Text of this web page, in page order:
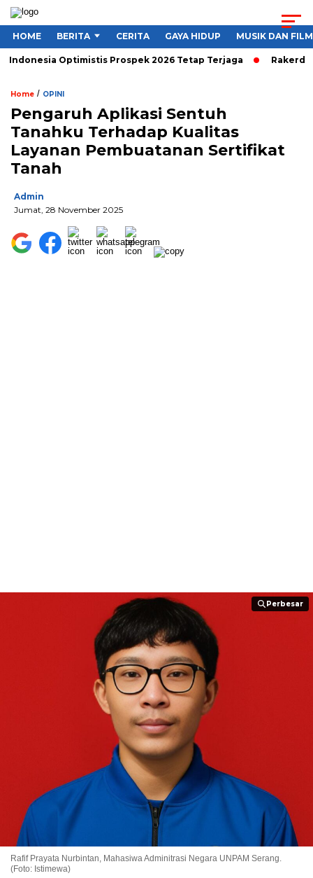
HOME BERITA CERITA GAYA HIDUP MUSIK DAN FILM
Optimistis Prospek 2026 Tetap Terjaga Rakerda I
Home / OPINI
Pengaruh Aplikasi Sentuh
Tanahku Terhadap Kualitas
Layanan Pembuatanan Sertifikat
Tanah
Admin
Jumat, 28 November 2025
Perbesar
Perbesar
Rafif Prayata Nurbintan, Mahasiwa Adminitrasi Negara UNPAM Serang.
(Foto: Istimewa)